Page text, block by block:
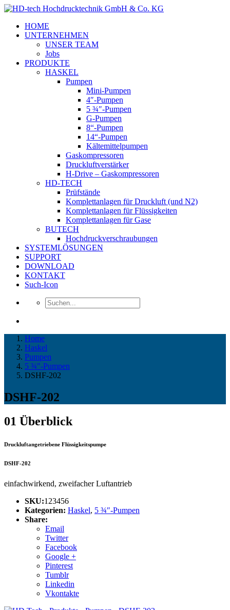
HOME
UNTERNEHMEN
UNSER TEAM
Jobs
PRODUKTE
HASKEL
Pumpen
Mini-Pumpen
4″-Pumpen
5 ¾″-Pumpen
G-Pumpen
8“-Pumpen
14“-Pumpen
Kältemittelpumpen
Gaskompressoren
Druckluftverstärker
H-Drive – Gaskompressoren
HD-TECH
Prüfstände
Komplettanlagen für Druckluft (und N2)
Komplettanlagen für Flüssigkeiten
Komplettanlagen für Gase
BUTECH
Hochdruckverschraubungen
SYSTEMLÖSUNGEN
SUPPORT
DOWNLOAD
KONTAKT
Such-Icon
Home
Haskel
Pumpen
5 ¾″-Pumpen
DSHF-202
DSHF-202
01 Überblick
Druckluftangetriebene Flüssigkeitspumpe
DSHF-202
einfachwirkend, zweifacher Luftantrieb
SKU:123456
Kategorien: Haskel, 5 ¾″-Pumpen
Share:
Email
Twitter
Facebook
Google +
Pinterest
Tumblr
Linkedin
Vkontakte